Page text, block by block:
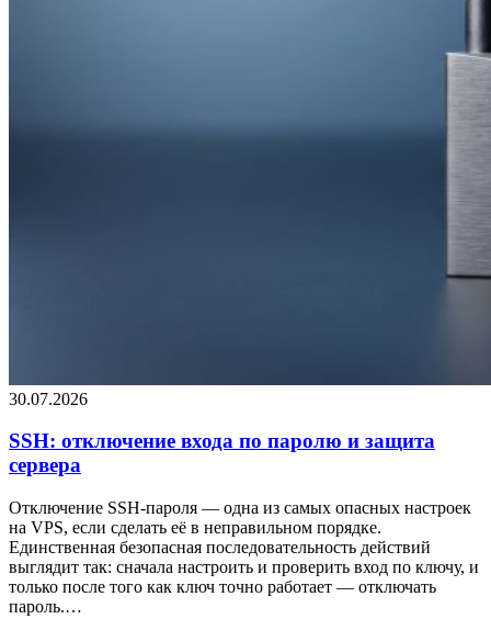
30.07.2026
SSH: отключение входа по паролю и защита
сервера
Отключение SSH-пароля — одна из самых опасных настроек
на VPS, если сделать её в неправильном порядке.
Единственная безопасная последовательность действий
выглядит так: сначала настроить и проверить вход по ключу, и
только после того как ключ точно работает — отключать
пароль.…